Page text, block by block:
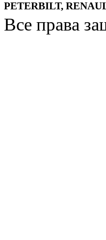
PETERBILT,
Все права